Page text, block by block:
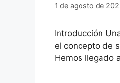
1 de agosto de
Introducción
el concepto de
Hemos llegado